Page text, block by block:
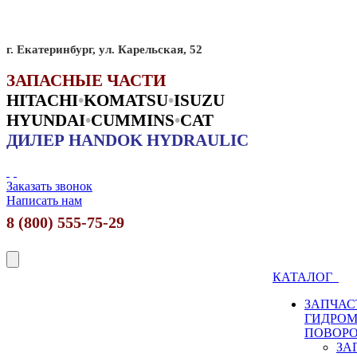
г. Екатеринбург, ул. Карельская, 52
ЗАПАСНЫЕ ЧАСТИ
HITACHI•KOMATSU•ISUZU
HYUNDAI•CUMMINS•CAT
ДИЛЕР HANDOK HYDRAULIC
Заказать звонок
Написать нам
8 (800) 555-75-29
КАТАЛОГ